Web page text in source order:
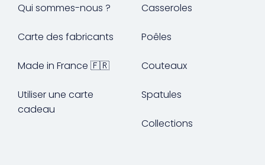
Qui sommes-nous ?
Carte des fabricants
Made in France 🇫🇷
Utiliser une carte
cadeau
Casseroles
Poêles
Couteaux
Spatules
Collections